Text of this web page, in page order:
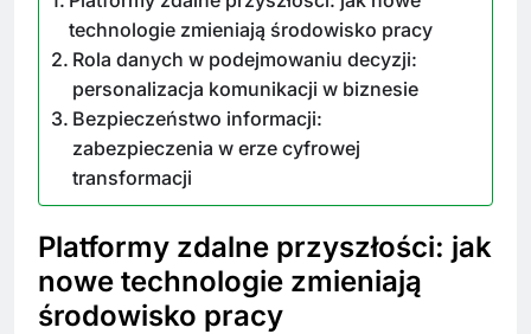
technologie zmieniają środowisko pracy
Rola danych w podejmowaniu decyzji:
personalizacja komunikacji w biznesie
Bezpieczeństwo informacji:
zabezpieczenia w erze cyfrowej
transformacji
Platformy zdalne przyszłości: jak
nowe technologie zmieniają
środowisko pracy